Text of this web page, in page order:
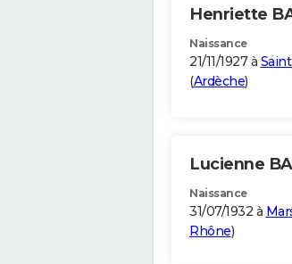
Henriette
Naissance
21/11/1927 à
(Ardèche)
Lucienne
Naissance
31/07/1932 à
Rhône)